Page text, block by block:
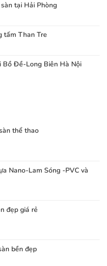
tại Hải Phòng
tấm Than Tre
Bồ Đề-Long Biên Hà Nội
thể thao
180.000 ₫.
Nano-Lam Sóng -PVC và
₫.
đẹp giá rẻ
₫.
bền đẹp